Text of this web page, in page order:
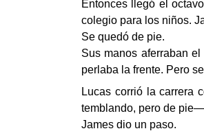
Entonces llegó el
colegio para los niños.
Se quedó de pie.
Sus manos aferraban
perlaba la frente. Pero
Lucas corrió la carrera
temblando, pero de
James dio un paso.